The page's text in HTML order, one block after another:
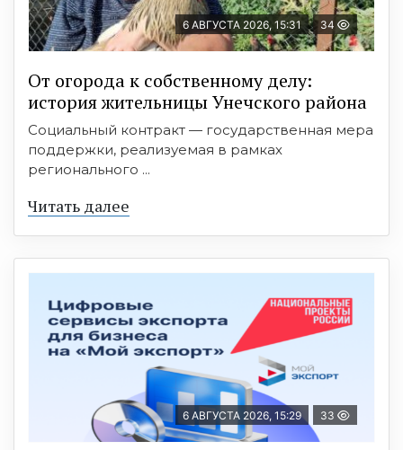
6 АВГУСТА 2026, 15:31 34
От огорода к собственному делу:
история жительницы Унечского района
Социальный контракт — государственная мера
поддержки, реализуемая в рамках
регионального ...
Читать далее
6 АВГУСТА 2026, 15:29 33